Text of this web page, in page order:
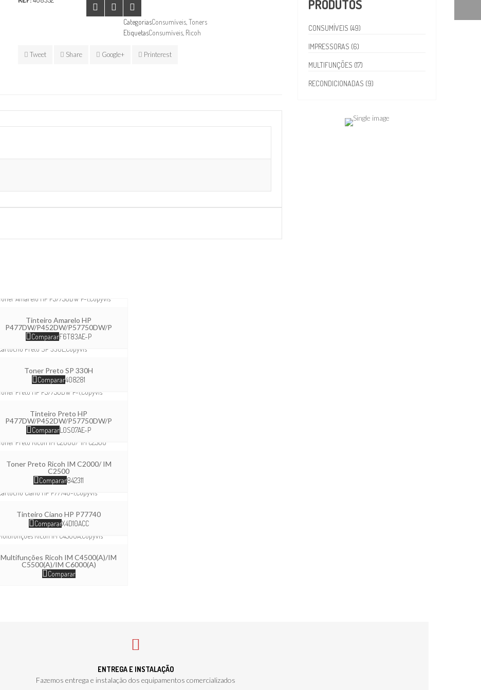
CategoriasConsumíveis Toners
EtiquetasConsumíveis Ricoh
Tweet Share Google+ Printerest
Tinteiro Amarelo HP
P477DW/P452DW/P57750DW/P
CompararF6T83AE-P
Toner Preto SP 330H
Comparar408281
Tinteiro Preto HP
P477DW/P452DW/P57750DW/P
CompararL0S07AE-P
Toner Preto Ricoh IM C2000/ IM
C2500
Comparar842311
Tinteiro Ciano HP P77740
CompararX4D10ACC
Multifunções Ricoh IM C4500(A)/IM
C5500(A)/IM C6000(A)
Comparar
PRODUTOS
CONSUMÍVEIS (49)
IMPRESSORAS (6)
MULTIFUNÇÕES (17)
RECONDICIONADAS (9)
ENTREGA E INSTALAÇÃO
Fazemos entrega e instalação dos equipamentos comercializados